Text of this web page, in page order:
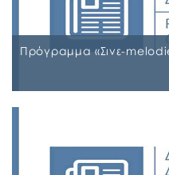
ΨΔΑΚΩΗΑ-ΑΟ3
ΑΠΑΣΧΟΛΗΣΗΣ
ΣΥΜΜΕΤΕΧΟΝΤΩΝ
Πρόγραμμα «Σινε-